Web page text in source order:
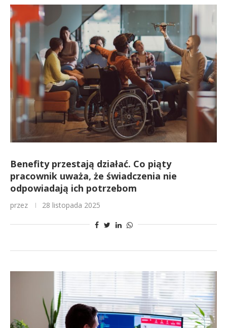
Benefity przestają działać. Co piąty
pracownik uważa, że świadczenia nie
odpowiadają ich potrzebom
przez 28 listopada 2025